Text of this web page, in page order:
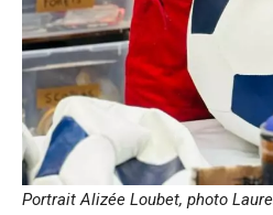
Portrait Alizée Loubet, photo